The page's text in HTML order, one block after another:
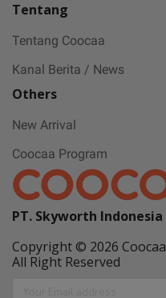
Tentang
Tentang Coocaa
Kanal Berita / News
Others
New Arrival
Coocaa Program
PT. Skyworth Indonesia
Copyright © 2026 Coocaa
All Right Reserved